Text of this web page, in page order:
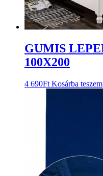
GUMIS
100X200
4 690Ft Kosárba teszem